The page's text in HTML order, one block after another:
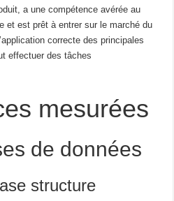
a une compétence avérée au
et est prêt à entrer sur le marché du
correcte des principales
effectuer des tâches
mesurées
de données
structure